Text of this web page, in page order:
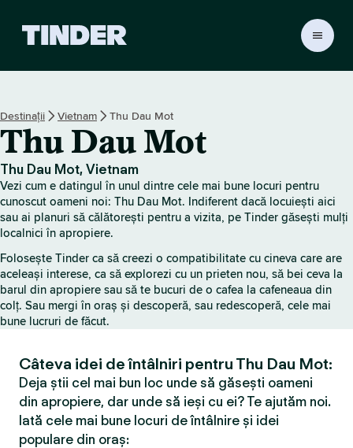
T
n
d
e
r
Destinații Vietnam Thu Dau Mot
Thu Dau Mot
Thu Dau Mot, Vietnam
Vezi cum e datingul în unul dintre cele mai bune locuri pentru
cunoscut oameni noi: Thu Dau Mot. Indiferent dacă locuiești aici
sau ai planuri să călătorești pentru a vizita, pe Tinder găsești mulți
localnici în apropiere.
Folosește Tinder ca să creezi o compatibilitate cu cineva care are
aceleași interese, ca să explorezi cu un prieten nou, să bei ceva la
barul din apropiere sau să te bucuri de o cafea la cafeneaua din
colț. Sau mergi în oraș și descoperă, sau redescoperă, cele mai
bune lucruri de făcut.
Câteva idei de întâlniri pentru Thu Dau Mot:
Deja știi cel mai bun loc unde să găsești oameni
din apropiere, dar unde să ieși cu ei? Te ajutăm noi.
Iată cele mai bune locuri de întâlnire și idei
populare din oraș: